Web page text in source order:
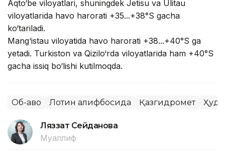
Aqto‘be viloyatlari, shuningdek Jetisu va Ulitau
viloyatlarida havo harorati +35...+38°S gacha
ko‘tariladi.
Mang‘istau viloyatida havo harorati +38...+40°S ga
yetadi. Turkiston va Qizilo‘rda viloyatlarida ham +40°S
gacha issiq bo‘lishi kutilmoqda.
Об-ҳаво Лотин алифбосида Қазгидромет
Ляззат Сейданова
Муаллиф